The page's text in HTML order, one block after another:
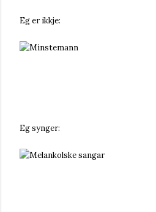
Eg er ikkje:
instemann
Eg synger:
elankolske sangar